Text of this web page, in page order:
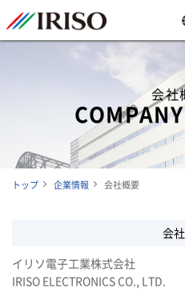
会社
トップ 企業情報 会社概要
会
イリソ電子工業株式会社
IRISO ELECTRONICS CO., LTD.